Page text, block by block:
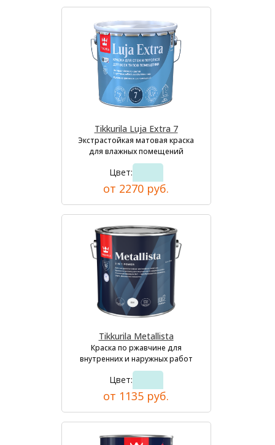
Tikkurila Luja Extra 7
Экстрастойкая матовая краска
для влажных помещений
Цвет:
от 2270 руб.
Tikkurila Metallista
Краска по ржавчине для
внутренних и наружных работ
Цвет:
от 1135 руб.